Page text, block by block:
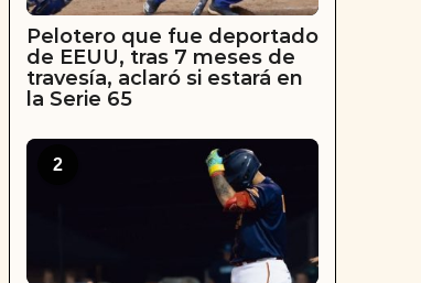
Pelotero que fue deportado
de EEUU, tras 7 meses de
travesía, aclaró si estará en
la Serie 65
2